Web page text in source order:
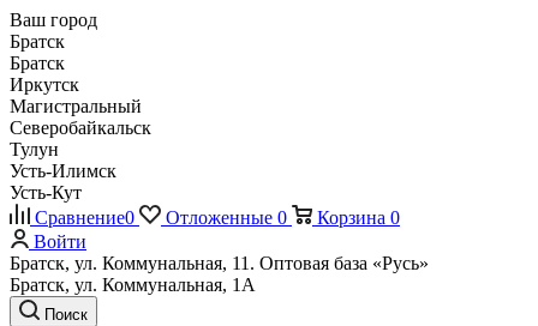
Ваш город
Братск
Братск
Иркутск
Магистральный
Северобайкальск
Тулун
Усть-Илимск
Усть-Кут
Сравнение0 Отложенные 0 Корзина 0
Войти
Братск, ул. Коммунальная, 11. Оптовая база «Русь»
Братск, ул. Коммунальная, 1А
Поиск